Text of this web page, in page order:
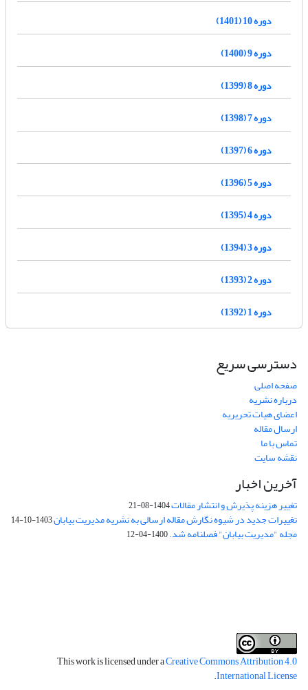
دوره 10 (1401)
دوره 9 (1400)
دوره 8 (1399)
دوره 7 (1398)
دوره 6 (1397)
دوره 5 (1396)
دوره 4 (1395)
دوره 3 (1394)
دوره 2 (1393)
دوره 1 (1392)
دسترسی سریع
صفحه اصلی
درباره نشریه
اعضای هیات تحریریه
ارسال مقاله
تماس با ما
نقشه سایت
آخرین اخبار
تغییر هزینه پذیرش و انتشار مقالات1404-08-21
تغییرات جدید در شیوه نگارش مقاله ارسالی به نشریه مدیریت بیابان1403-10-14
مجله "مدیریت بیابان" فصلنامه شد.1400-04-12
This work is licensed under aCreative Commons Attribution 4.0
International License
.